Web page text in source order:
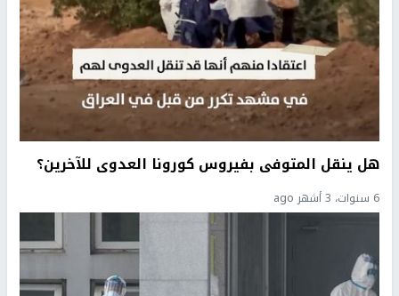
هل ينقل المتوفى بفيروس كورونا العدوى للآخرين؟
6 سنوات، 3 أشهر ago